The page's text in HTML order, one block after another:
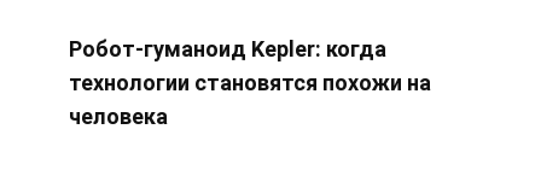
Робот-гуманоид Kepler: когда
технологии становятся похожи на
человека